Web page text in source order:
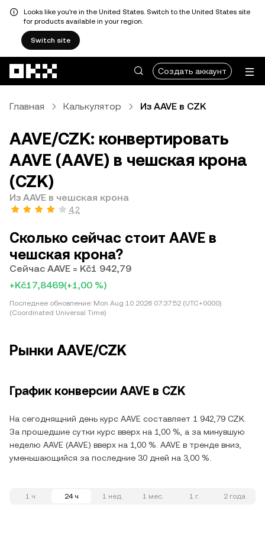
Looks like you're in the United States. Switch to the United States site
for products available in your region.
Switch site
Создать аккаунт
Главная Калькулятор Из AAVE в CZK
AAVE/CZK: конвертировать
AAVE (AAVE) в чешская крона
(CZK)
Из AAVE в чешская крона
4,2
Сколько сейчас стоит AAVE в
чешская крона?
Сейчас AAVE = Kč1 942,79
+Kč17,8469(+1,00 %)
Последнее обновление: Mon Aug 10 2026 07:37:52 (UTC+0000)
(Coordinated Universal Time)
Рынки AAVE/CZK
График конверсии AAVE в CZK
На сегоднящний день курс AAVE составляет 1 942,79 CZK.
За прошедшие сутки курс вверх на 1,00 %, а за минувшую
неделю AAVE (AAVE) вверх на 1,00 %. AAVE в тренде вниз,
уменьшающийся за последние 30 дней на 3,00 %.
1 ч 24 ч 1 нед. 1 мес. 1 г. 2 года